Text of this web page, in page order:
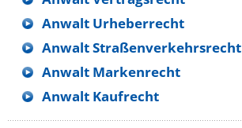
Anwalt Urheberrecht
Anwalt Straßenverkehrsrecht
Anwalt Markenrecht
Anwalt Kaufrecht